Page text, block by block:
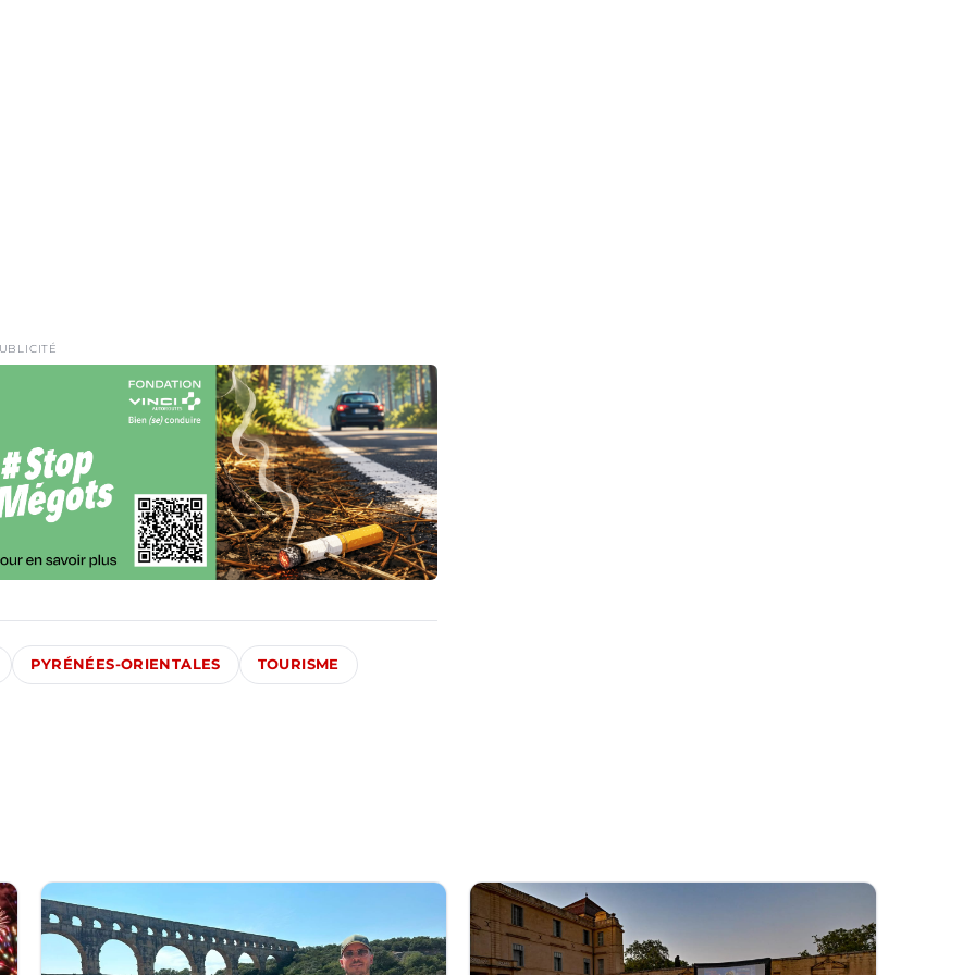
PYRÉNÉES-ORIENTALES TOURISME